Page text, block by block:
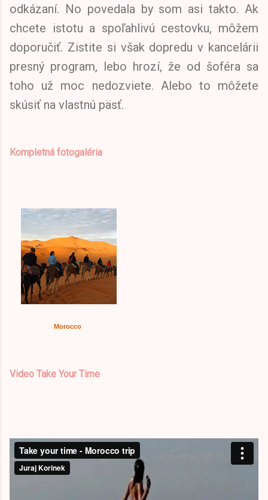
odkázaní. No povedala by som asi takto. Ak
chcete istotu a spoľahlivú cestovku, môžem
doporučiť. Zistite si však dopredu v kancelárii
presný program, lebo hrozí, že od šoféra sa
toho už moc nedozviete. Alebo to môžete
skúsiť na vlastnú päsť.
Kompletná fotogaléria
Morocco
Video Take Your Time